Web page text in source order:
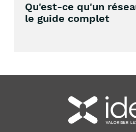
Qu'est-ce qu'un
le guide complet